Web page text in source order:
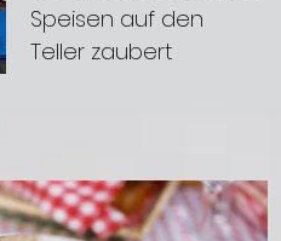
Speisen auf den
Teller zaubert